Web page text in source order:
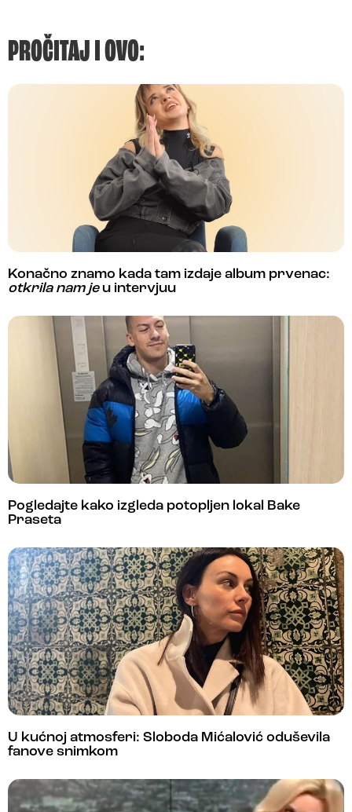
PROČITAJ I OVO:
Konačno znamo kada tam izdaje album prvenac:
otkrila nam jeu intervjuu
Pogledajte kako izgleda potopljen lokal Bake
Praseta
U kućnoj atmosferi: Sloboda Mićalović oduševila
fanove snimkom